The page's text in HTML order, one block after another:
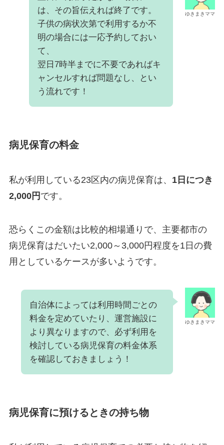
ゆきまきママ
は、その旨伝えれば終了です。
子供の病状次第で利用するか不
明の場合には一応予約しておい
て、
翌日7時半までに不要であればキ
ャンセルすれば問題なし、とい
う流れです！
病児保育の料金
私が利用している23区内の病児保育は、 1日につき
2,000円 です。
恐らくこの金額は比較的相場通りで、主要都市の
病児保育はだいたい2,000～3,000円程度を1日の費
用としているケースが多いようです。
ゆきまきママ
自治体によっては利用時間ごとの
料金を定めていたり、運営施設に
より異なりますので、必ず利用を
検討している病児保育の料金体系
を確認しておきましょう！
病児保育に預けるときの持ち物